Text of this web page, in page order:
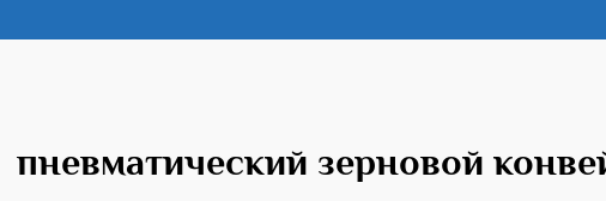
пневматический зерновой